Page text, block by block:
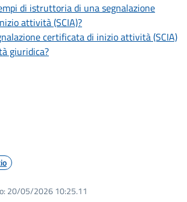
di istruttoria di una segnalazione
attività (SCIA)?
certificata di inizio attività (SCIA)
giuridica?
20/05/2026 10:25.11